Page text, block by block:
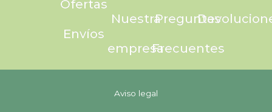
Ofertas
Envíos
Nuestra
empresa
Preguntas
Frecuentes
Aviso legal